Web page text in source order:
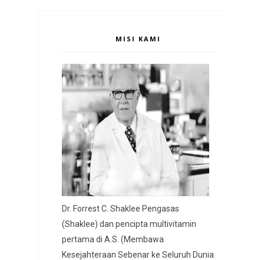
MISI KAMI
Dr. Forrest C. Shaklee Pengasas
(Shaklee) dan pencipta multivitamin
pertama di A.S. (Membawa
Kesejahteraan Sebenar ke Seluruh Dunia